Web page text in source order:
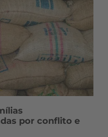
por conflito e